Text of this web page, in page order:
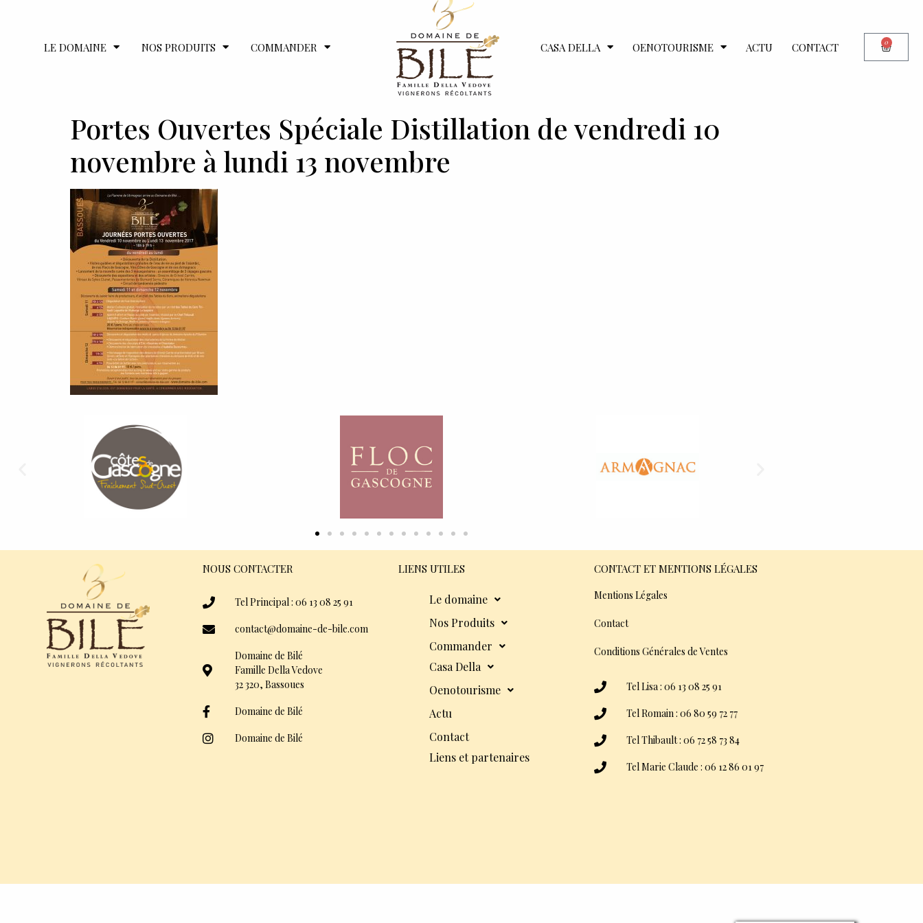
LE DOMAINE NOS PRODUITS COMMANDER CASA DELLA OENOTOURISME ACTU CONTACT 0
Portes Ouvertes Spéciale Distillation de vendredi 10
novembre à lundi 13 novembre
NOUS CONTACTER
Tel Principal : 06 13 08 25 91
contact@domaine-de-bile.com
Domaine de Bilé
Famille Della Vedove
32 320, Bassoues
Domaine de Bilé
Domaine de Bilé
LIENS UTILES
Le domaine
Nos Produits
Commander
Casa Della
Oenotourisme
Actu
Contact
Liens et partenaires
CONTACT ET MENTIONS LÉGALES
Mentions Légales
Contact
Conditions Générales de Ventes
Tel Lisa : 06 13 08 25 91
Tel Romain : 06 80 59 72 77
Tel Thibault : 06 72 58 73 84
Tel Marie Claude : 06 12 86 01 97